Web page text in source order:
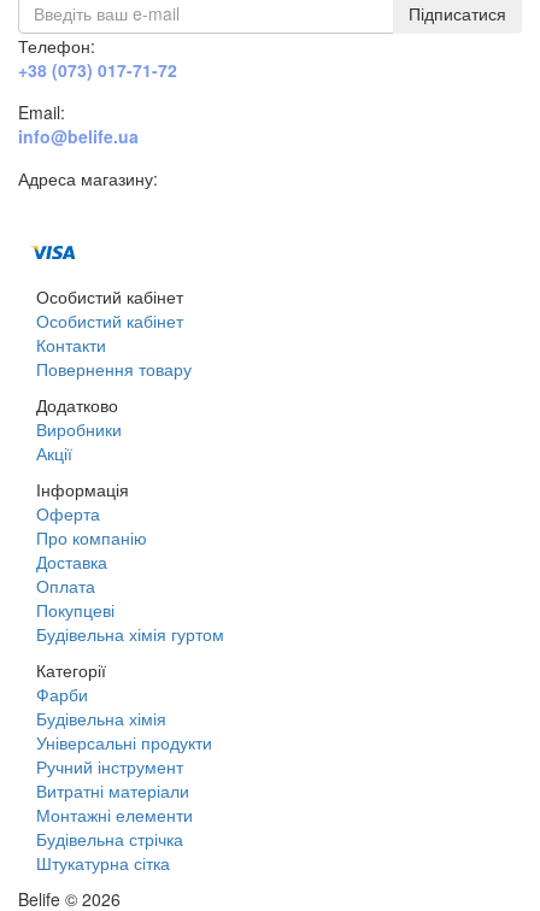
Підписатися
Телефон:
+38 (073) 017-71-72
Email:
info@belife.ua
Адреса магазину:
Особистий кабінет
Особистий кабінет
Контакти
Повернення товару
Додатково
Виробники
Акції
Інформація
Оферта
Про компанію
Доставка
Оплата
Покупцеві
Будівельна хімія гуртом
Категорії
Фарби
Будівельна хімія
Універсальні продукти
Ручний інструмент
Витратні матеріали
Монтажні елементи
Будівельна стрічка
Штукатурна сітка
Belife © 2026